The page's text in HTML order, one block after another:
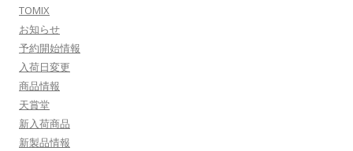
TOMIX
お知らせ
予約開始情報
入荷日変更
商品情報
天賞堂
新入荷商品
新製品情報